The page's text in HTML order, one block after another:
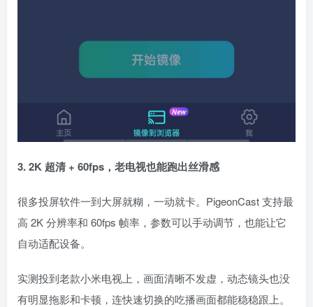
3. 2K 超清 + 60fps，老电视也能跑出丝滑感
很多投屏软件一到大屏就糊，一动就卡。PigeonCast 支持最
高 2K 分辨率和 60fps 帧率，参数可以手动调节，也能让它
自动适配设备。
实测投到老款小米电视上，画面清晰不发虚，动态镜头也没
有明显拖影和卡顿，连快速切换的吃播画面都能稳稳跟上。